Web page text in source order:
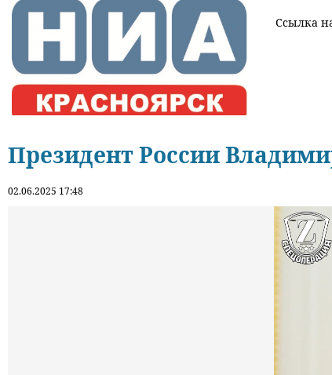
Ссылка
Президент России
02.06.2025 17:48